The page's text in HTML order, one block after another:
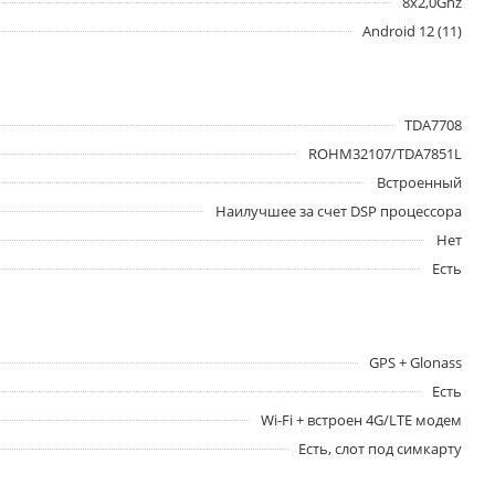
Android 12 (11)
TDA7708
ROHM32107/TDA7851L
Встроенный
Наилучшее за счет DSP процессора
Нет
Есть
GPS + Glonass
Есть
Wi-Fi + встроен 4G/LTE модем
Есть, слот под симкарту